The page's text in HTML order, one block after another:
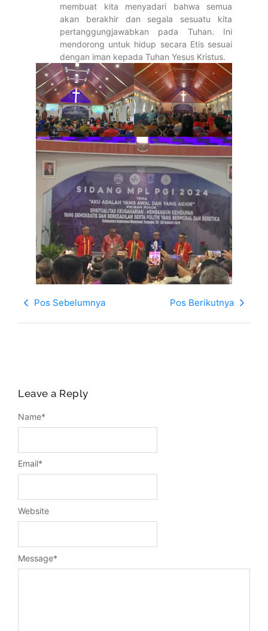
membuat kita menyadari bahwa semua
akan berakhir dan segala sesuatu kita
pertanggungjawabkan pada Tuhan. Ini
mendorong untuk hidup secara Etis sesuai
dengan iman kepada Tuhan Yesus Kristus.
Pos Sebelumnya Pos Berikutnya
Leave a Reply
Message*
Name*
Email*
Website